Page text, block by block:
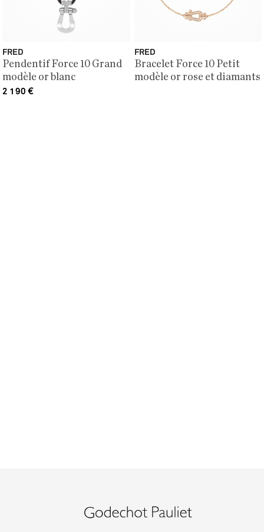
Pendentif Force 10 Grand
modèle or blanc
FRED
2 190€
Bracelet Force 10 Petit
modèle or rose et diamants
FRED